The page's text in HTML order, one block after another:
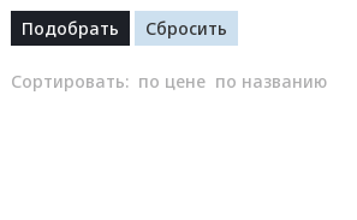
Сортировать: по цене по названию